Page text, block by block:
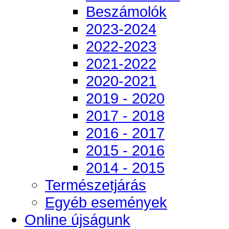
Beszámolók
2023-2024
2022-2023
2021-2022
2020-2021
2019 - 2020
2017 - 2018
2016 - 2017
2015 - 2016
2014 - 2015
Természetjárás
Egyéb események
Online újságunk